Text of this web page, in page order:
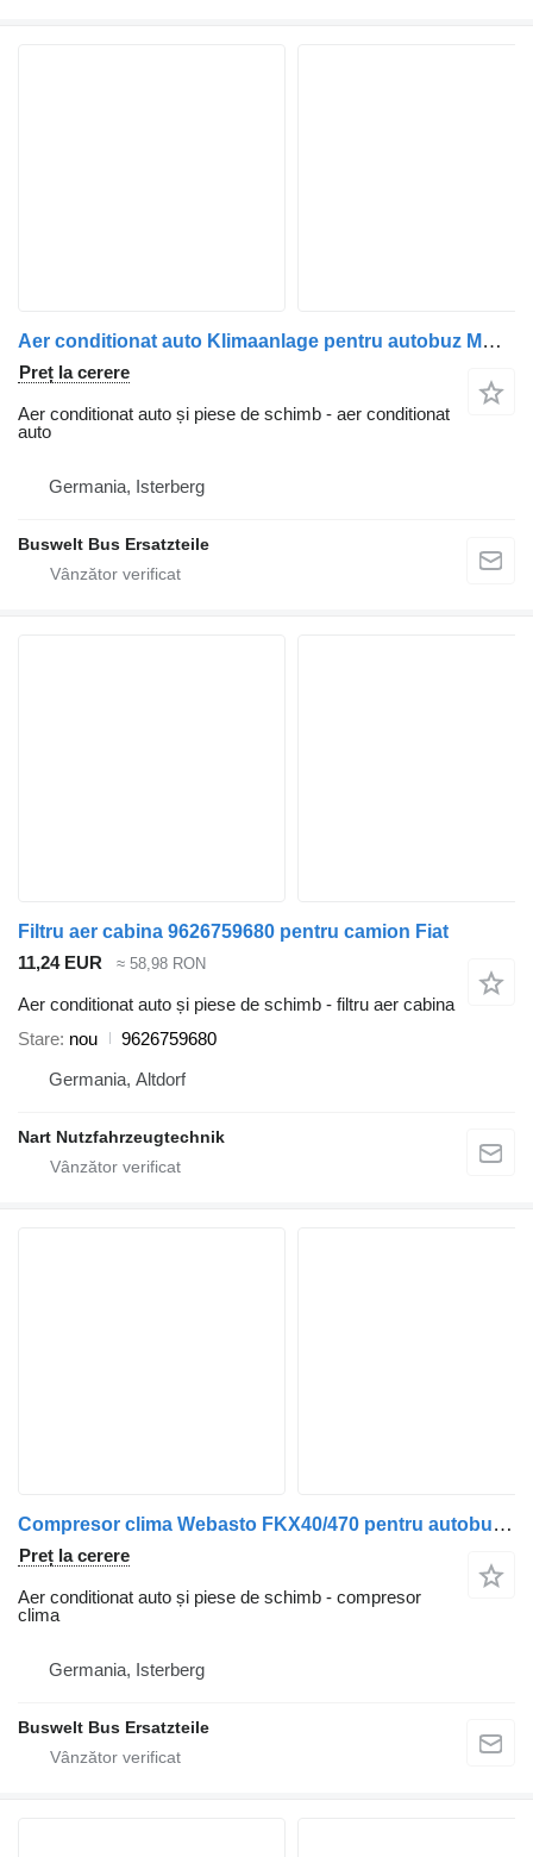
Aer conditionat auto Klimaanlage pentru autobuz MAN Lion's City
Preț la cerere
Aer conditionat auto și piese de schimb - aer conditionat
auto
Germania, Isterberg
Buswelt Bus Ersatzteile
Filtru aer cabina 9626759680 pentru camion Fiat
11,24 EUR
≈ 58,98 RON
Aer conditionat auto și piese de schimb - filtru aer cabina
Stare nou
9626759680
Germania, Altdorf
Nart Nutzfahrzeugtechnik
Compresor clima Webasto FKX40/470 pentru autobuz Setra 400 Serie
Preț la cerere
Aer conditionat auto și piese de schimb - compresor
clima
Germania, Isterberg
Buswelt Bus Ersatzteile